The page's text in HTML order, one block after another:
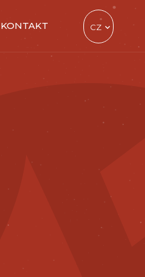
KONTAKT CZ